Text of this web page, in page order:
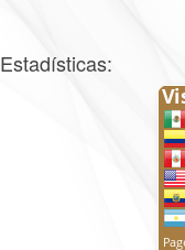
Estadísticas: